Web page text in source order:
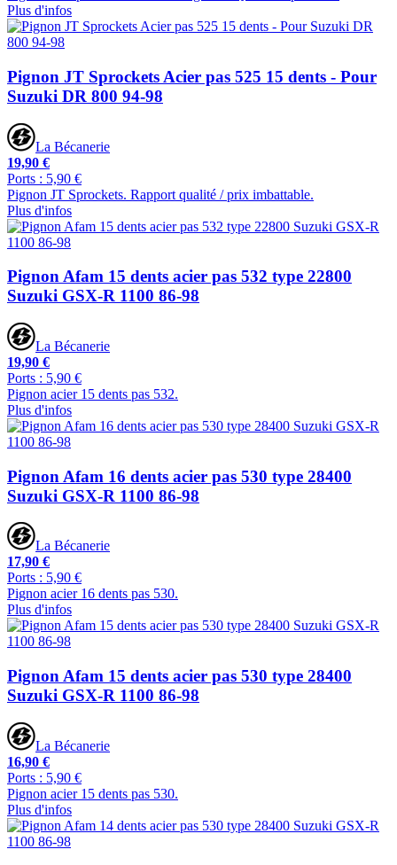
Plus d'infos
Pignon JT Sprockets Acier pas 525 15 dents - Pour
Suzuki DR 800 94-98
La Bécanerie
19,90 €
Ports : 5,90 €
Pignon JT Sprockets. Rapport qualité / prix imbattable.
Plus d'infos
Pignon Afam 15 dents acier pas 532 type 22800
Suzuki GSX-R 1100 86-98
La Bécanerie
19,90 €
Ports : 5,90 €
Pignon acier 15 dents pas 532.
Plus d'infos
Pignon Afam 16 dents acier pas 530 type 28400
Suzuki GSX-R 1100 86-98
La Bécanerie
17,90 €
Ports : 5,90 €
Pignon acier 16 dents pas 530.
Plus d'infos
Pignon Afam 15 dents acier pas 530 type 28400
Suzuki GSX-R 1100 86-98
La Bécanerie
16,90 €
Ports : 5,90 €
Pignon acier 15 dents pas 530.
Plus d'infos